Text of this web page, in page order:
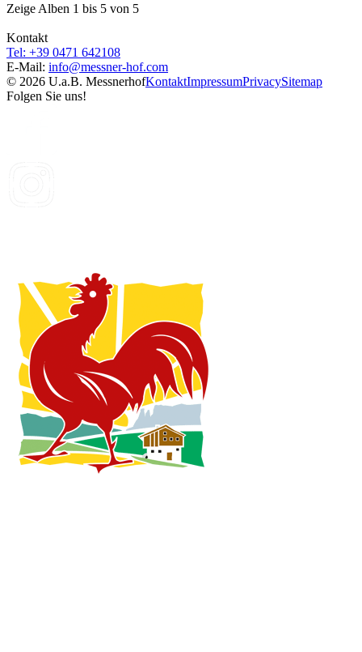
Zeige Alben 1 bis 5 von 5
Kontakt
Tel: +39 0471 642108
E-Mail: info@messner-hof.com
© 2026 U.a.B. MessnerhofKontaktImpressumPrivacySitemap
Folgen Sie uns!